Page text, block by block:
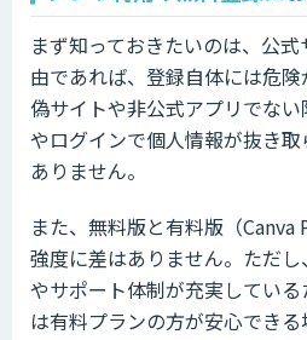
まず知っておきたいのは、公
由であれば、登録自体には危険
偽サイトや非公式アプリでな
やログインで個人情報が抜き
ありません。
また、無料版と有料版（
強度に差はありません。ただ
やサポート体制が充実してい
は有料プランの方が安心できる